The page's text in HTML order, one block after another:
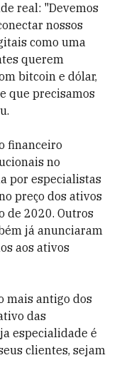
real: "Devemos
nossos
como uma
querem
bitcoin e dólar,
que precisamos
financeiro
no
por especialistas
preço dos ativos
de 2020. Outros
já anunciaram
aos ativos
mais antigo dos
das
especialidade é
clientes, sejam